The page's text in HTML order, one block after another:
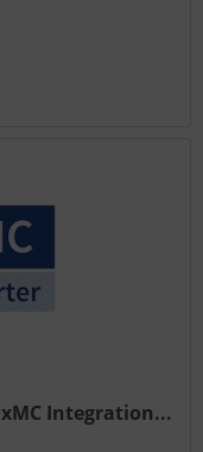
Integration...